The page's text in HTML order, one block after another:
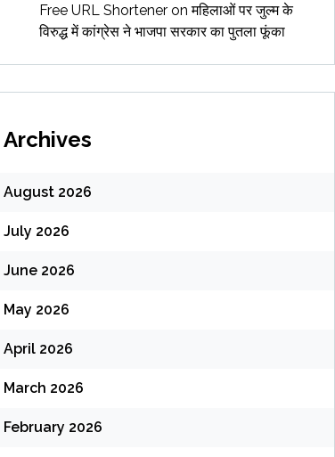
Free URL Shorteneronमहिलाओं पर जुल्म के
विरुद्ध में कांग्रेस ने भाजपा सरकार का पुतला फूंका
Archives
August 2026
July 2026
June 2026
May 2026
April 2026
March 2026
February 2026